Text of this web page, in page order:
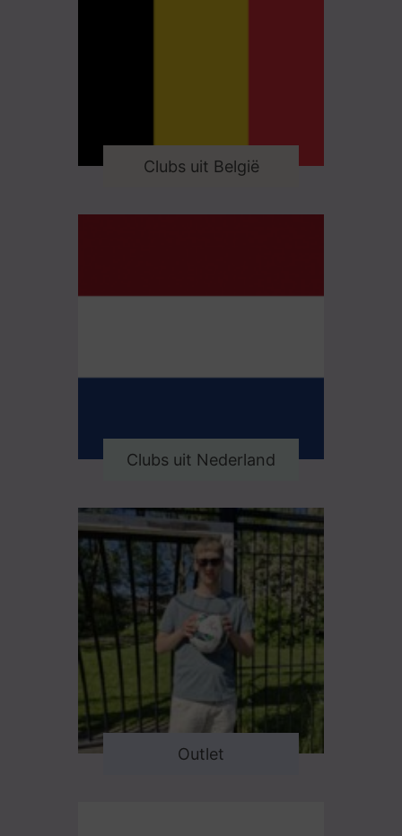
Clubs uit België
Clubs uit Nederland
Outlet